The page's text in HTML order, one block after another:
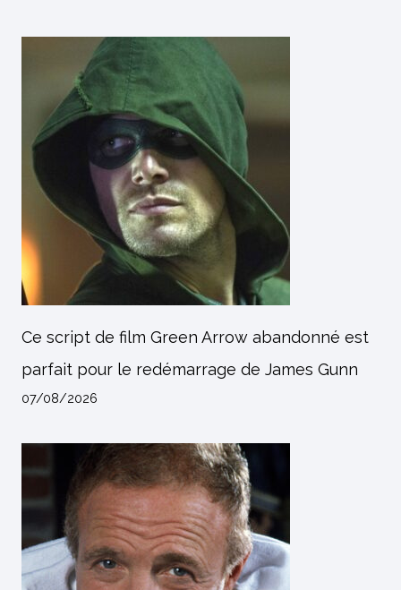
Ce script de film Green Arrow abandonné est
parfait pour le redémarrage de James Gunn
07/08/2026